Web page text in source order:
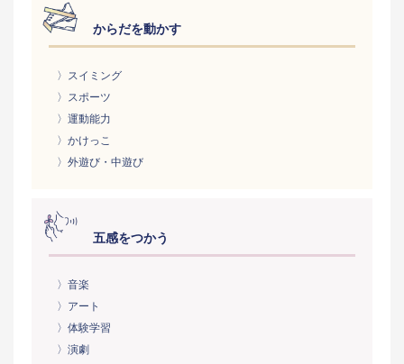
からだを動かす
〉スイミング
〉スポーツ
〉運動能力
〉かけっこ
〉外遊び・中遊び
五感をつかう
〉音楽
〉アート
〉体験学習
〉演劇